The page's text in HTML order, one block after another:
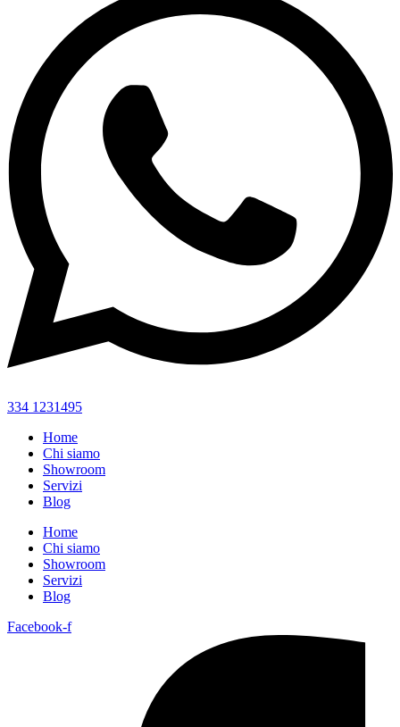
334 1231495
Home
Chi siamo
Showroom
Servizi
Blog
Home
Chi siamo
Showroom
Servizi
Blog
Facebook-f